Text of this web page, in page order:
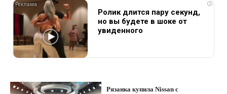
i
Ролик длится пару секунд,
но вы будете в шоке от
увиденного
Рязанка купила Nissan с